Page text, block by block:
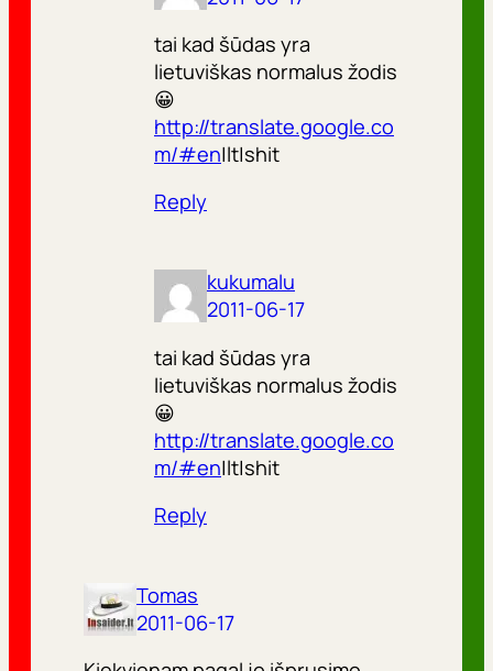
tai kad šūdas yra
lietuviškas normalus žodis
😀
http://translate.google.co
m/#en|lt|shit
Reply
kukumalu
2011-06-17
tai kad šūdas yra
lietuviškas normalus žodis
😀
http://translate.google.co
m/#en|lt|shit
Reply
Tomas
2011-06-17